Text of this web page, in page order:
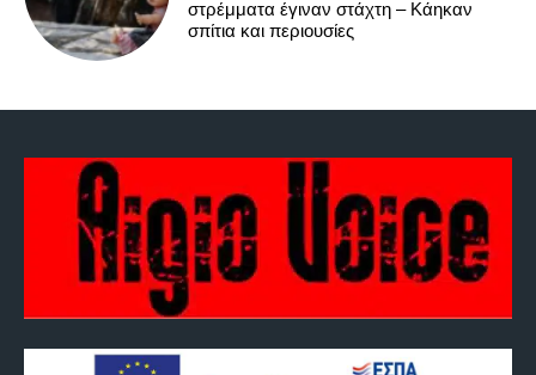
στρέμματα έγιναν στάχτη – Κάηκαν
σπίτια και περιουσίες